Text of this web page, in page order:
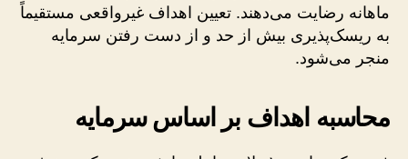
ماهانه رضایت می‌دهند. تعیین اهداف غیرواقعی مستقیماً
به ریسک‌پذیری بیش از حد و از دست رفتن سرمایه
منجر می‌شود.
محاسبه اهداف بر اساس سرمایه